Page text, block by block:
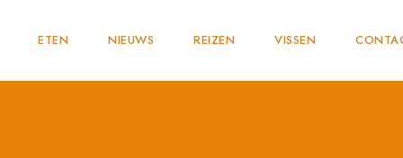
ETEN NIEUWS REIZEN VISSEN